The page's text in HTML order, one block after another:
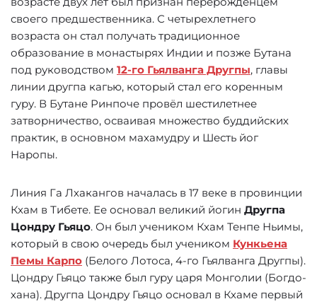
своего предшественника. С четырехлетнего
возраста он стал получать традиционное
образование в монастырях Индии и позже Бутана
под руководством 12-го Гьялванга Другпы, главы
линии другпа кагью, который стал его коренным
гуру. В Бутане Ринпоче провёл шестилетнее
затворничество, осваивая множество буддийских
практик, в основном махамудру и Шесть йог
Наропы.
Линия Га Лхакангов началась в 17 веке в провинции
Кхам в Тибете. Ее основал великий йогин Другпа
Цондру Гьяцо. Он был учеником Кхам Тенпе Ньимы,
который в свою очередь был учеником Кункьена
Пемы Карпо (Белого Лотоса, 4-го Гьялванга Другпы).
Цондру Гьяцо также был гуру царя Монголии (Богдо-
хана). Другпа Цондру Гьяцо основал в Кхаме первый